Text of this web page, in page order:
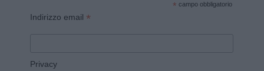
* campo obbligatorio
Indirizzo email *
Privacy